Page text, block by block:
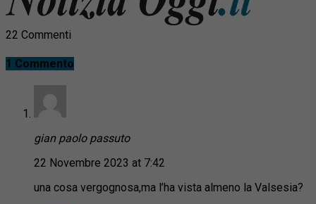
22 Commenti
1 Commento
gian paolo passuto
22 Novembre 2023 at 7:42
una cosa vergognosa,ma l’ha vista almeno la Valsesia?